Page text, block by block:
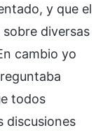
y que el
diversas
cambio yo
todos
discusiones